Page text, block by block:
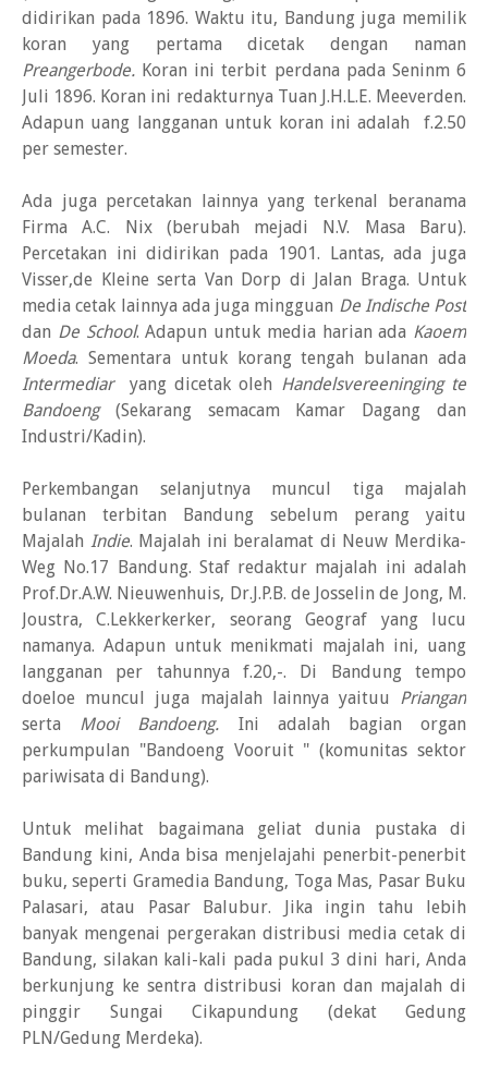
didirikan pada 1896. Waktu itu, Bandung juga memilik
koran yang pertama dicetak dengan naman
Preangerbode. Koran ini terbit perdana pada Seninm 6
Juli 1896. Koran ini redakturnya Tuan J.H.L.E. Meeverden.
Adapun uang langganan untuk koran ini adalah f.2.50
per semester.
Ada juga percetakan lainnya yang terkenal beranama
Firma A.C. Nix (berubah mejadi N.V. Masa Baru).
Percetakan ini didirikan pada 1901. Lantas, ada juga
Visser,de Kleine serta Van Dorp di Jalan Braga. Untuk
media cetak lainnya ada juga mingguan De Indische Post
dan De School. Adapun untuk media harian ada Kaoem
Moeda. Sementara untuk korang tengah bulanan ada
Intermediaryang dicetak oleh Handelsvereeninging te
Bandoeng(Sekarang semacam Kamar Dagang dan
Industri/Kadin).
Perkembangan selanjutnya muncul tiga majalah
bulanan terbitan Bandung sebelum perang yaitu
Majalah Indie. Majalah ini beralamat di Neuw Merdika-
Weg No.17 Bandung. Staf redaktur majalah ini adalah
Prof.Dr.A.W. Nieuwenhuis, Dr.J.P.B. de Josselin de Jong, M.
Joustra, C.Lekkerkerker, seorang Geograf yang lucu
namanya. Adapun untuk menikmati majalah ini, uang
langganan per tahunnya f.20,-. Di Bandung tempo
doeloe muncul juga majalah lainnya yaituu Priangan
serta Mooi Bandoeng. Ini adalah bagian organ
perkumpulan "Bandoeng Vooruit " (komunitas sektor
pariwisata di Bandung).
Untuk melihat bagaimana geliat dunia pustaka di
Bandung kini, Anda bisa menjelajahi penerbit-penerbit
buku, seperti Gramedia Bandung, Toga Mas, Pasar Buku
Palasari, atau Pasar Balubur. Jika ingin tahu lebih
banyak mengenai pergerakan distribusi media cetak di
Bandung, silakan kali-kali pada pukul 3 dini hari, Anda
berkunjung ke sentra distribusi koran dan majalah di
pinggir Sungai Cikapundung (dekat Gedung
PLN/Gedung Merdeka).